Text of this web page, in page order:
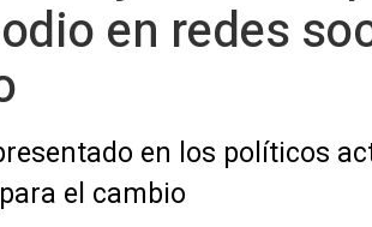
en redes
en los políticos
el cambio